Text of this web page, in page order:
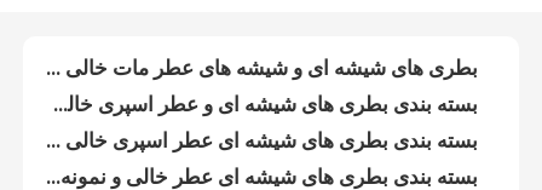
کنترل کیفیت
با ما تماس بگیرید
بطری های شیشه ای و شیشه های عطر مات خالی 100 میلی لیتری را برای بسته بندی مجدداً پر کنید
بسته بندی بطری های شیشه ای و عطر اسپری خالی 100ml
بسته بندی بطری های شیشه ای عطر اسپری خالی قابل تعویض شخصی
بسته بندی بطری های شیشه ای عطر خالی و نمونه شخصی شده